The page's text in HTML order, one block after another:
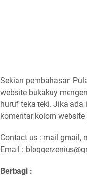
Sekian pembahasan
website bukakuy
huruf teka teki. Jika ada
komentar kolom
Contact us : mail gmail,
Email :
Berbagi :